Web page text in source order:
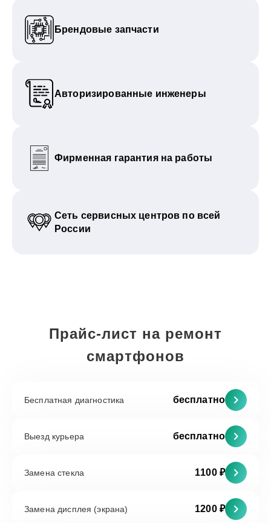
Брендовые запчасти
Авторизированные инженеры
Фирменная гарантия на работы
Сеть сервисных центров по всей
России
Прайс-лист на ремонт
смартфонов
Бесплатная диагностика бесплатно
Выезд курьера бесплатно
Замена стекла 1100 ₽
Замена дисплея (экрана) 1200 ₽